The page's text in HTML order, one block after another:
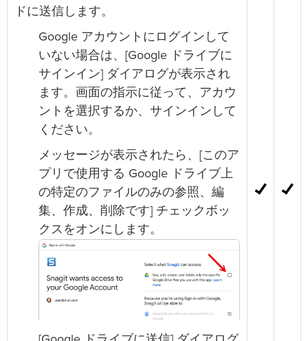
ドに送信します。
Google アカウントにログインして
いない場合は、[Google ドライブに
サインイン] ダイアログが表示され
ます。画面の指示に従って、アカウ
ントを選択するか、サインインして
ください。
メッセージが表示されたら、[このア
プリで使用する Google ドライブ上
の特定のファイルのみの参照、編
集、作成、削除です] チェックボッ
クスをオンにします。